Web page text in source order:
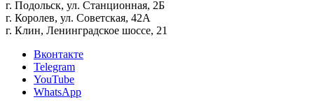
г. Подольск, ул. Станционная, 2Б
г. Королев, ул. Советская, 42А
г. Клин, Ленинградское шоссе, 21
Вконтакте
Telegram
YouTube
WhatsApp